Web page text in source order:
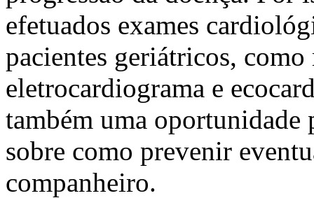
efetuados exames
pacientes geriátricos,
eletrocardiograma e
também uma oportunidade
sobre como prevenir
companheiro.